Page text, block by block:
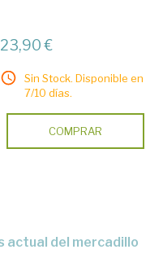
23,90 €
Sin Stock. Disponible en
7/10 días.
COMPRAR